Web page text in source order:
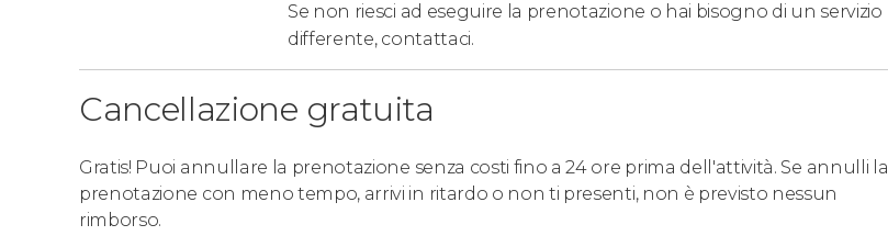
Se non riesci ad eseguire la prenotazione o hai bisogno di un servizio
differente, contattaci.
Cancellazione gratuita
Gratis! Puoi annullare la prenotazione senza costi fino a 24 ore prima dell'attività. Se annulli la
prenotazione con meno tempo, arrivi in ritardo o non ti presenti, non è previsto nessun
rimborso.